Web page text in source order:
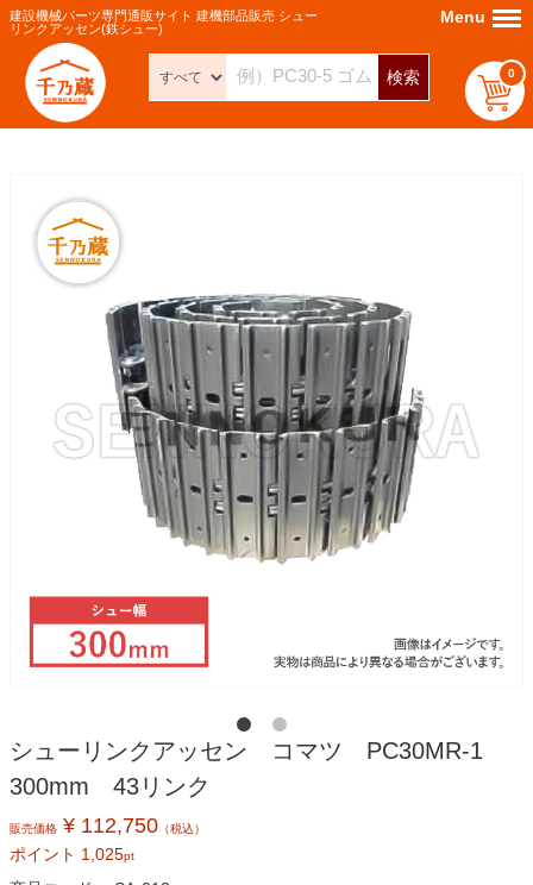
建設機械パーツ専門通販サイト 建機部品販売 シュー
リンクアッセン(鉄シュー)
検索 0
Menu Menu
シューリンクアッセン コマツ PC30MR-1
300mm 43リンク
販売価格 ¥ 112,750 （税込）
ポイント 1,025pt